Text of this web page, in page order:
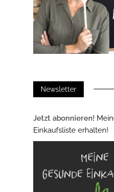
Newsletter
Jetzt abonnieren!
Einkaufsliste erhalten!